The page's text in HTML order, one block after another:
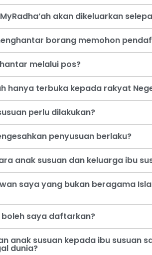
akan dikeluarkan
borang memohon
melalui pos?
hanya terbuka kepada rakyat
perlu dilakukan?
penyusuan berlaku?
anak susuan dan keluarga ibu
saya yang bukan beragama
boleh saya daftarkan?
anak susuan kepada ibu susuan
dunia?